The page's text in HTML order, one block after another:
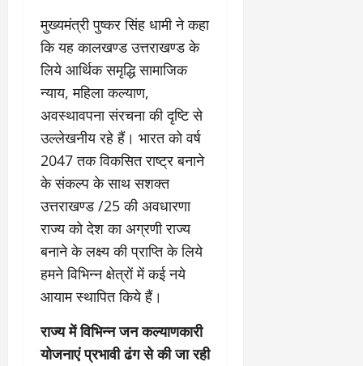
मुख्यमंत्री पुष्कर सिंह धामी ने कहा
कि यह कालखण्ड उत्तराखण्ड के
लिये आर्थिक समृद्धि सामाजिक
न्याय, महिला कल्याण,
अवस्थावपना संरचना की दृष्टि से
उल्लेखनीय रहे हैं। भारत को वर्ष
2047 तक विकसित राष्ट्र बनाने
के संकल्प के साथ सशक्त
उत्तराखण्ड /25 की अवधारणा
राज्य को देश का अग्रणी राज्य
बनाने के लक्ष्य की प्राप्ति के लिये
हमने विभिन्न क्षेत्रों में कई नये
आयाम स्थापित किये हैं।
राज्य में विभिन्न जन कल्याणकारी
योजनाएं प्रभावी ढंग से की जा रही